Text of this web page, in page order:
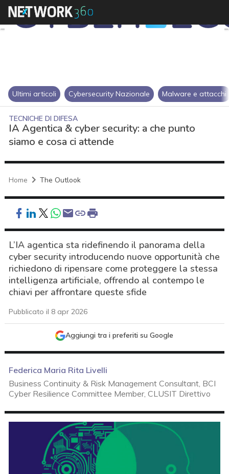
Ultimi articoli Cybersecurity Nazionale Malware e attacchi
TECNICHE DI DIFESA
IA Agentica & cyber security: a che punto
siamo e cosa ci attende
Home The Outlook
L’IA agentica sta ridefinendo il panorama della
cyber security introducendo nuove opportunità che
richiedono di ripensare come proteggere la stessa
intelligenza artificiale, offrendo al contempo le
chiavi per affrontare queste sfide
Pubblicato il 8 apr 2026
Aggiungi tra i preferiti su Google
Federica Maria Rita Livelli
Business Continuity & Risk Management Consultant, BCI
Cyber Resilience Committee Member, CLUSIT Direttivo